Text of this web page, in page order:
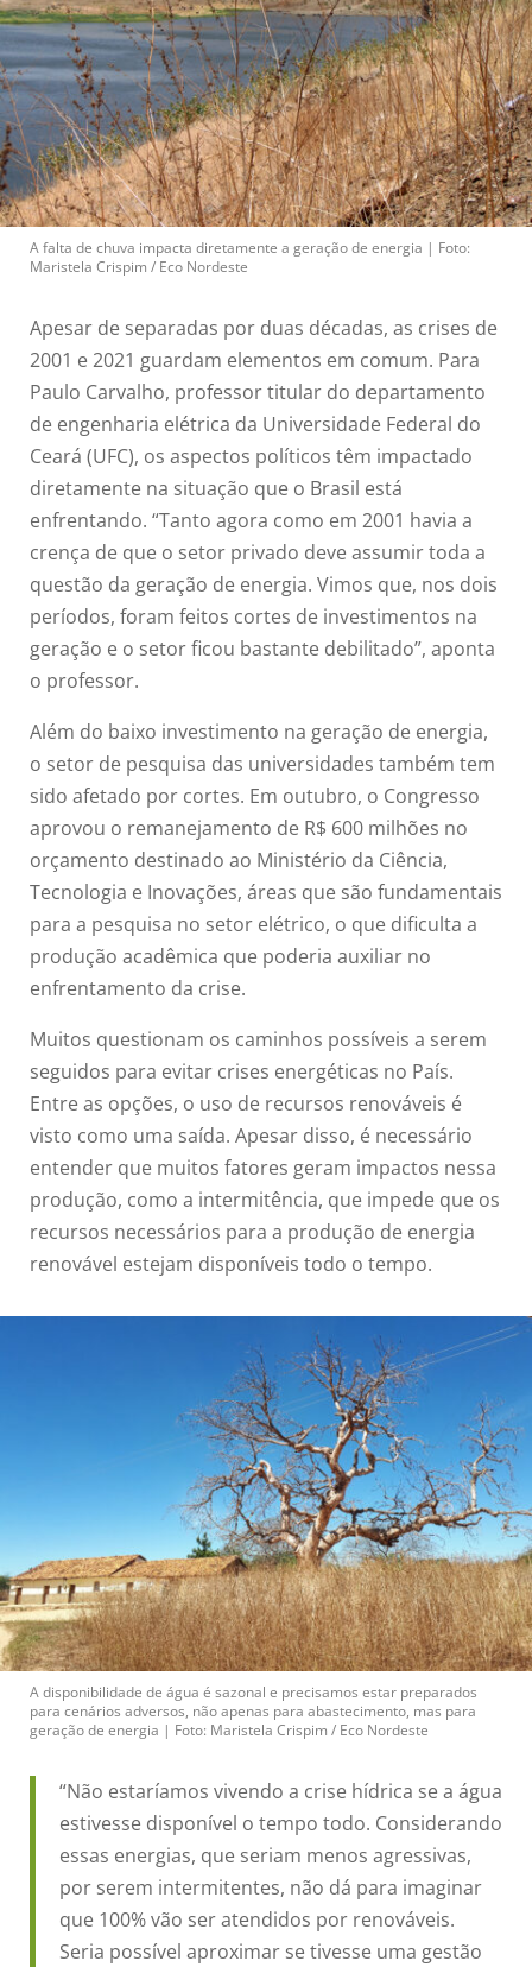
A falta de chuva impacta diretamente a geração de energia | Foto:
Maristela Crispim / Eco Nordeste
Apesar de separadas por duas décadas, as crises de
2001 e 2021 guardam elementos em comum. Para
Paulo Carvalho, professor titular do departamento
de engenharia elétrica da Universidade Federal do
Ceará (UFC), os aspectos políticos têm impactado
diretamente na situação que o Brasil está
enfrentando. “Tanto agora como em 2001 havia a
crença de que o setor privado deve assumir toda a
questão da geração de energia. Vimos que, nos dois
períodos, foram feitos cortes de investimentos na
geração e o setor ficou bastante debilitado”, aponta
o professor.
Além do baixo investimento na geração de energia,
o setor de pesquisa das universidades também tem
sido afetado por cortes. Em outubro, o Congresso
aprovou o remanejamento de R$ 600 milhões no
orçamento destinado ao Ministério da Ciência,
Tecnologia e Inovações, áreas que são fundamentais
para a pesquisa no setor elétrico, o que dificulta a
produção acadêmica que poderia auxiliar no
enfrentamento da crise.
Muitos questionam os caminhos possíveis a serem
seguidos para evitar crises energéticas no País.
Entre as opções, o uso de recursos renováveis é
visto como uma saída. Apesar disso, é necessário
entender que muitos fatores geram impactos nessa
produção, como a intermitência, que impede que os
recursos necessários para a produção de energia
renovável estejam disponíveis todo o tempo.
A disponibilidade de água é sazonal e precisamos estar preparados
para cenários adversos, não apenas para abastecimento, mas para
geração de energia | Foto: Maristela Crispim / Eco Nordeste
“Não estaríamos vivendo a crise hídrica se a água
estivesse disponível o tempo todo. Considerando
essas energias, que seriam menos agressivas,
por serem intermitentes, não dá para imaginar
que 100% vão ser atendidos por renováveis.
Seria possível aproximar se tivesse uma gestão